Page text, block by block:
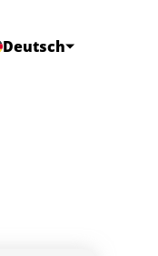
Deutsch